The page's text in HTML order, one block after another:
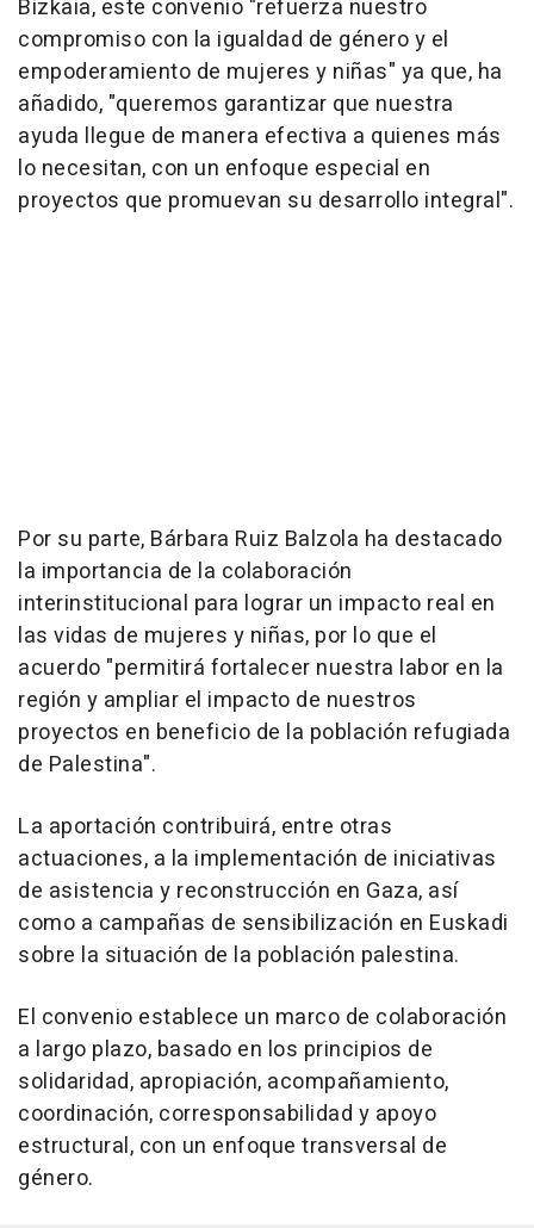
Bizkaia, este convenio "refuerza nuestro
compromiso con la igualdad de género y el
empoderamiento de mujeres y niñas" ya que, ha
añadido, "queremos garantizar que nuestra
ayuda llegue de manera efectiva a quienes más
lo necesitan, con un enfoque especial en
proyectos que promuevan su desarrollo integral".
Por su parte, Bárbara Ruiz Balzola ha destacado
la importancia de la colaboración
interinstitucional para lograr un impacto real en
las vidas de mujeres y niñas, por lo que el
acuerdo "permitirá fortalecer nuestra labor en la
región y ampliar el impacto de nuestros
proyectos en beneficio de la población refugiada
de Palestina".
La aportación contribuirá, entre otras
actuaciones, a la implementación de iniciativas
de asistencia y reconstrucción en Gaza, así
como a campañas de sensibilización en Euskadi
sobre la situación de la población palestina.
El convenio establece un marco de colaboración
a largo plazo, basado en los principios de
solidaridad, apropiación, acompañamiento,
coordinación, corresponsabilidad y apoyo
estructural, con un enfoque transversal de
género.